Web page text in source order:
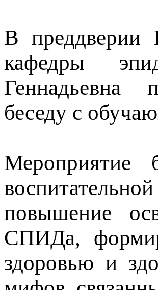
В
кафедры
Геннадьевна
беседу с
Мероприятие
повышение
СПИДа,
здоровью и